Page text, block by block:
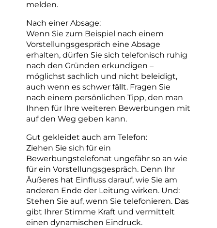
melden.
Nach einer Absage:
Wenn Sie zum Beispiel nach einem
Vorstellungsgespräch eine Absage
erhalten, dürfen Sie sich telefonisch ruhig
nach den Gründen erkundigen –
möglichst sachlich und nicht beleidigt,
auch wenn es schwer fällt. Fragen Sie
nach einem persönlichen Tipp, den man
Ihnen für Ihre weiteren Bewerbungen mit
auf den Weg geben kann.
Gut gekleidet auch am Telefon:
Ziehen Sie sich für ein
Bewerbungstelefonat ungefähr so an wie
für ein Vorstellungsgespräch. Denn Ihr
Äußeres hat Einfluss darauf, wie Sie am
anderen Ende der Leitung wirken. Und:
Stehen Sie auf, wenn Sie telefonieren. Das
gibt Ihrer Stimme Kraft und vermittelt
einen dynamischen Eindruck.